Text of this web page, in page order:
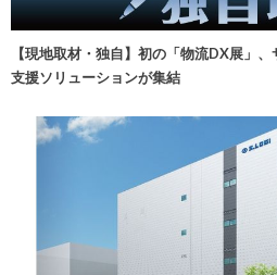
【現地取材・独自】初の「物流DX展」
支援ソリューションが集結